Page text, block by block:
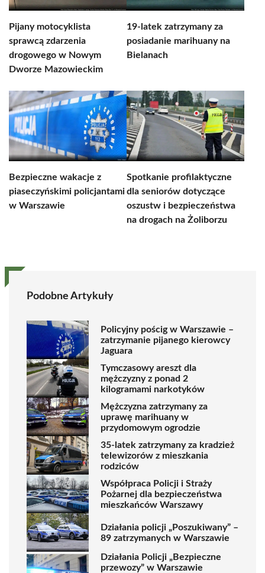
Pijany motocyklista
sprawcą zdarzenia
drogowego w Nowym
Dworze Mazowieckim
19-latek zatrzymany za
posiadanie marihuany na
Bielanach
Bezpieczne wakacje z
piaseczyńskimi policjantami
w Warszawie
Spotkanie profilaktyczne
dla seniorów dotyczące
oszustw i bezpieczeństwa
na drogach na Żoliborzu
Podobne Artykuły
Policyjny pościg w Warszawie –
zatrzymanie pijanego kierowcy
Jaguara
Tymczasowy areszt dla
mężczyzny z ponad 2
kilogramami narkotyków
Mężczyzna zatrzymany za
uprawę marihuany w
przydomowym ogrodzie
35-latek zatrzymany za kradzież
telewizorów z mieszkania
rodziców
Współpraca Policji i Straży
Pożarnej dla bezpieczeństwa
mieszkańców Warszawy
Działania policji „Poszukiwany” –
89 zatrzymanych w Warszawie
Działania Policji „Bezpieczne
przewozy” w Warszawie